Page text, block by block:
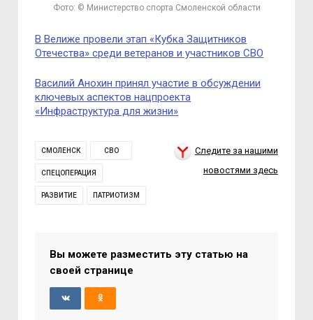
Фото: © Министерство спорта Смоленской области
В Велиже провели этап «Кубка Защитников
Отечества» среди ветеранов и участников СВО
Василий Анохин принял участие в обсуждении
ключевых аспектов нацпроекта
«Инфраструктура для жизни»
СМОЛЕНСК СВО
СПЕЦОПЕРАЦИЯ
РАЗВИТИЕ ПАТРИОТИЗМ
Следите за нашими
новостями здесь
Вы можете разместить эту статью на
своей странице